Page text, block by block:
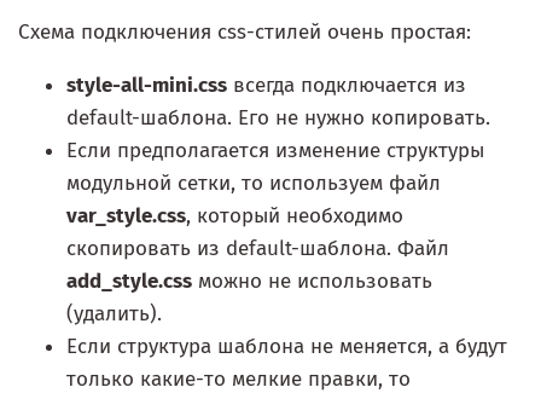
Схема подключения css-стилей очень простая:
style-all-mini.css всегда подключается из
default-шаблона. Его не нужно копировать.
Если предполагается изменение структуры
модульной сетки, то используем файл
var_style.css, который необходимо
скопировать из default-шаблона. Файл
add_style.css можно не использовать
(удалить).
Если структура шаблона не меняется, а будут
только какие-то мелкие правки, то